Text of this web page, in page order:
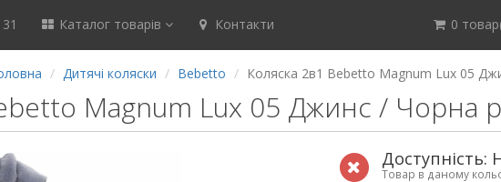
Каталог товарів Контакти 0
Дитячі коляски Bebetto Коляска 2в1 Bebetto Magnum Lux 05
Magnum Lux 05 Джинс / Чорна
Доступність:
Товар в даному